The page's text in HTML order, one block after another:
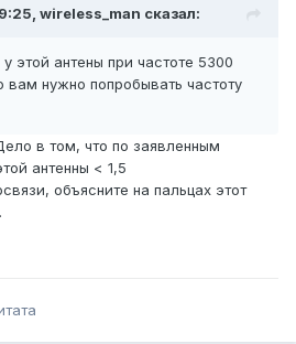
wireless_man сказал:
этой антены при частоте 5300
вам нужно попробывать частоту
в том, что по заявленным
антенны < 1,5
объясните на пальцах этот